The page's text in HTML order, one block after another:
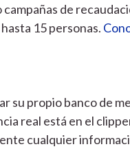
de
15 personas.
propio banco de
real está en el
cualquier